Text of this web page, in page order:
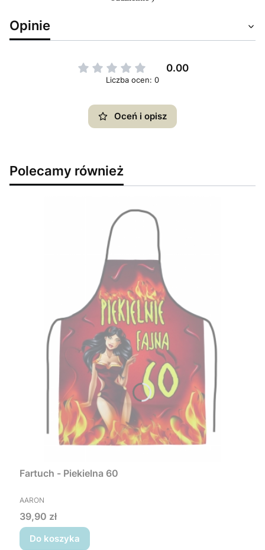
Opinie
0.00
Liczba ocen: 0
Oceń i opisz
Polecamy również
Fartuch - Piekielna 60
PRODUCENT
AARON
Cena
39,90 zł
Do koszyka